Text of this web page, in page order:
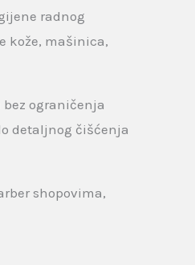
radnog
kože, mašinica,
ograničenja
detaljnog čišćenja
shopovima,